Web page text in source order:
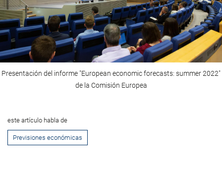
Presentación del informe "European economic forecasts: summer 2022"
de la Comisión Europea
este artículo habla de
Previsiones económicas